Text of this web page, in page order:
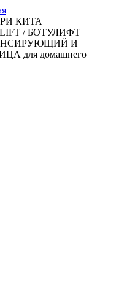
КИТА
/ БОТУЛИФТ
И
для домашнего